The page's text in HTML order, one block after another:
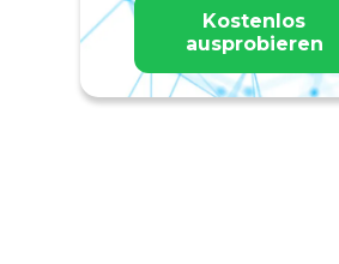
Kostenlos
ausprobieren